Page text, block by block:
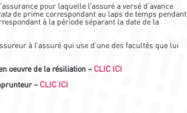
pour laquelle l’assuré a versé d’avance
de prime correspondant au laps de temps pendant
à la période séparant la date de la
à l’assuré qui use d’une des facultés que lui
oeuvre de la résiliation – CLIC ICI
– CLIC ICI